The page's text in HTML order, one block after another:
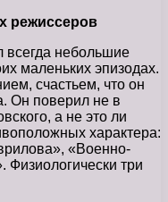
режиссеров
всегда небольшие
маленьких эпизодах.
счастьем, что он
Он поверил не в
а не это ли
характера:
«Военно-
Физиологически три